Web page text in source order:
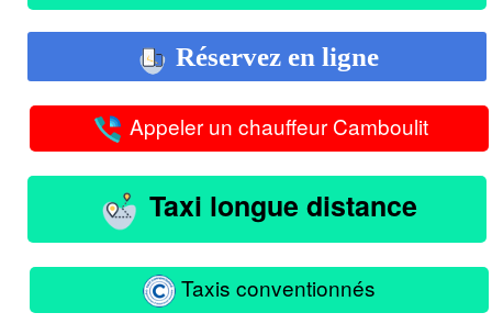
Réservez en ligne
Appeler un chauffeur Camboulit
Taxi longue distance
Taxis conventionnés